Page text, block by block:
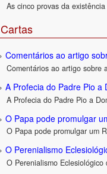
As cinco provas da
Cartas
Comentários ao artigo
Comentários ao artigo sobre
A Profecia do Padre Pio a
A Profecia do Padre Pio a
O Papa pode promulgar
O Papa pode promulgar um
O Perenialismo
O Perenialismo